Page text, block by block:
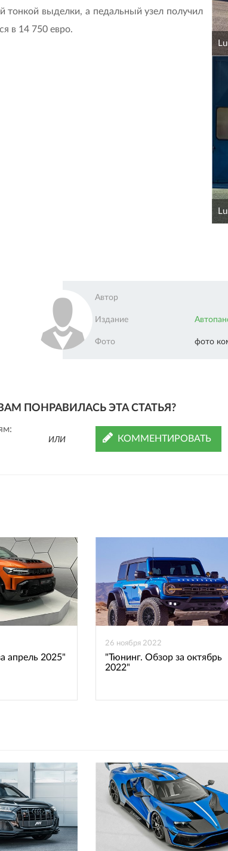
выделки, а педальный узел получил
в 14 750 евро.
Автор
Издание
Фото фото
ПОНРАВИЛАСЬ ЭТА СТАТЬЯ?
ИЛИ КОММЕНТИРОВАТЬ
апрель 2025"
26 ноября 2022
"Тюнинг. Обзор за октябрь
2022"